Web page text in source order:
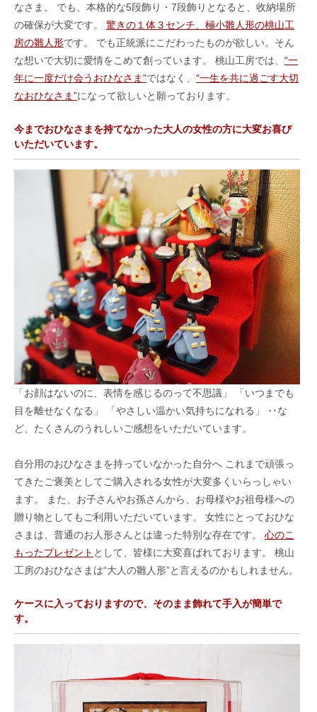
なさま。 でも、本格的な5段飾り・7段飾りとなると、收納場所
の確保が大変です。 驚きの１体３センチ、極小雛人形の桃山工
房の雛人形です。 でも正統派にこだわったものが欲しい。そん
な想いで大切に愛情をこめて創っています。 桃山工房では、 “一
年に一度だけ会うおひなさま”ではなく、 “一生を共に過ごす大切
なおひなさま”になって欲しいと願っております。
今までおひなさまを持てなかった大人の女性の方に大変お喜び
いただいています。
「お顔はないのに、表情を感じるのって不思議」 「いつまでも
目を離せなくなる」 「やさしい温かい気持ちになれる」 ･･な
ど、たくさんのうれしいご感想をいただいています。
自分用のおひなさまを持っていなかった自分へ これまで頑張っ
てきたご褒美としてご購入される女性が大変多くいらっしゃい
ます。 また、お子さんやお孫さんから、お母様やお祖母様への
贈り物としてもご利用いただいています。 女性にとっておひな
さまは、普通のお人形さんとは違った特別な存在です。 心のこ
もったプレゼント として、皆様に大変喜ばれております。 桃山
工房のおひなさまは“大人の雛人形”と言えるのかもしれません。
ケースに入っておりますので、そのまま飾れて手入が簡単で
す。